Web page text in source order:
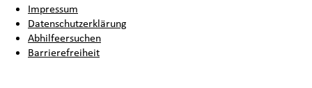
Impressum
Datenschutzerklärung
Abhilfeersuchen
Barrierefreiheit